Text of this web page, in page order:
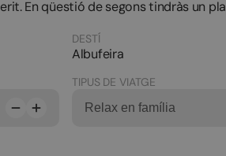
En qüestió de segons tindràs un pla
DESTÍ
Albufeira
TIPUS DE VIATGE
Relax en família